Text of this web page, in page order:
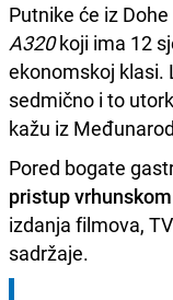
Putnike će iz
A320koji ima 12
ekonomskoj klasi.
sedmično i to
kažu iz
Pored bogate
pristup
izdanja filmova,
sadržaje.